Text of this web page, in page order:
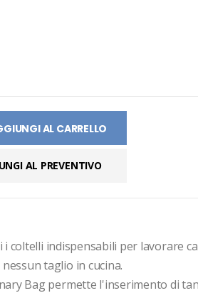
AL CARRELLO
AL PREVENTIVO
coltelli indispensabili per lavorare
taglio in cucina.
Bag permette l'inserimento di